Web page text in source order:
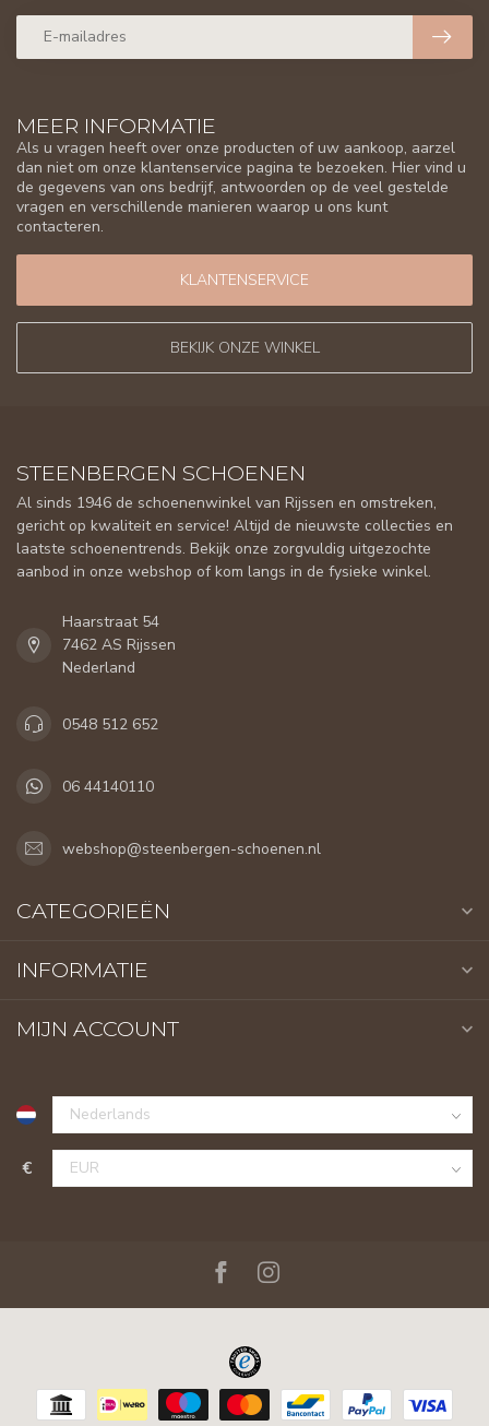
MEER INFORMATIE
Als u vragen heeft over onze producten of uw aankoop, aarzel
dan niet om onze klantenservice pagina te bezoeken. Hier vind u
de gegevens van ons bedrijf, antwoorden op de veel gestelde
vragen en verschillende manieren waarop u ons kunt
contacteren.
KLANTENSERVICE
BEKIJK ONZE WINKEL
STEENBERGEN SCHOENEN
Al sinds 1946 de schoenenwinkel van Rijssen en omstreken,
gericht op kwaliteit en service! Altijd de nieuwste collecties en
laatste schoenentrends. Bekijk onze zorgvuldig uitgezochte
aanbod in onze webshop of kom langs in de fysieke winkel.
Haarstraat 54
7462 AS Rijssen
Nederland
0548 512 652
06 44140110
webshop@steenbergen-schoenen.nl
CATEGORIEËN
INFORMATIE
MIJN ACCOUNT
€